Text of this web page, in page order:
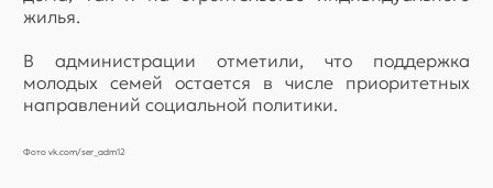
жилья.
В администрации отметили, что поддержка
молодых семей остается в числе приоритетных
направлений социальной политики.
Фото vk.com/ser_adm12